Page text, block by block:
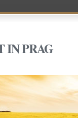
IN PRAG